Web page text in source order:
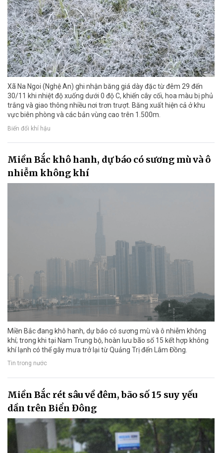
Xã Na Ngoi (Nghệ An) ghi nhận băng giá dày đặc từ đêm 29 đến
30/11 khi nhiệt độ xuống dưới 0 độ C, khiến cây cối, hoa màu bị phủ
trắng và giao thông nhiều nơi trơn trượt. Băng xuất hiện cả ở khu
vực biên phòng và các bản vùng cao trên 1.500m.
Biến đổi khí hậu
Miền Bắc khô hanh, dự báo có sương mù và ô
nhiễm không khí
Miền Bắc đang khô hanh, dự báo có sương mù và ô nhiễm không
khí; trong khi tại Nam Trung bộ, hoàn lưu bão số 15 kết hợp không
khí lạnh có thể gây mưa trở lại từ Quảng Trị đến Lâm Đồng.
Tin trong nước
Miền Bắc rét sâu về đêm, bão số 15 suy yếu
dần trên Biển Đông